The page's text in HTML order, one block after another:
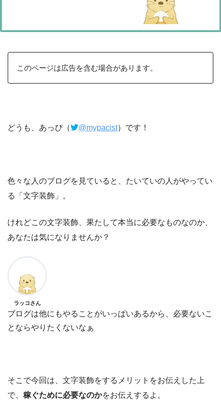
このページは広告を含む場合があります。
どうも、あっぴ（ @mypacist）です！
色々な人のブログを見ていると、たいていの人がやってい
る「文字装飾」。
けれどこの文字装飾、果たして本当に必要なものなのか、
あなたは気になりませんか？
ラッコさん
ブログは他にもやることがいっぱいあるから、必要ないこ
とならやりたくないなぁ
そこで今回は、文字装飾をするメリットをお伝えした上
で、 稼ぐために必要なのかをお伝えするよ。